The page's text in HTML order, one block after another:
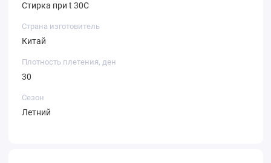
Стирка при t 30С
Страна изготовитель
Китай
Плотность плетения, ден
30
Сезон
Летний